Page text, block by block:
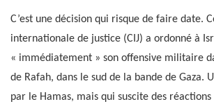
C’est une décision qui risque de faire date.
internationale de justice (CIJ) a ordonné à
« immédiatement » son offensive militaire
de Rafah, dans le sud de la bande de Gaza.
par le Hamas, mais qui suscite des